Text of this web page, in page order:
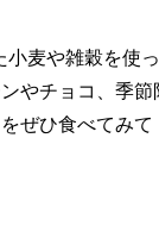
麦や雑穀を使
やチョコ、季
ぜひ食べてみて